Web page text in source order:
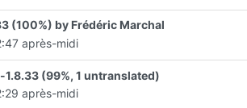
(100%) by Frédéric Marchal
après-midi
1.8.33 (99%, 1 untranslated)
après-midi